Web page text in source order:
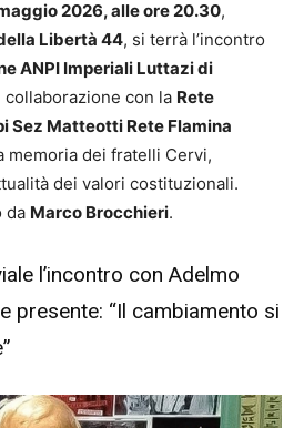
2026, alle ore 20.30,
Libertà 44, si terrà l’incontro
ANPI Imperiali Luttazi di
collaborazione con la Rete
Sez Matteotti Rete Flamina
memoria dei fratelli Cervi,
dei valori costituzionali.
da Marco Brocchieri.
l’incontro con Adelmo
presente: “Il cambiamento si